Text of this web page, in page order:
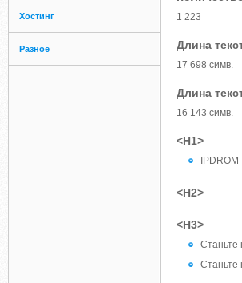
Хостинг
Разное
1 223
Длина
17 698 симв.
Длина
16 143 симв.
<H1>
<H2>
<H3>
Станьте
Станьте